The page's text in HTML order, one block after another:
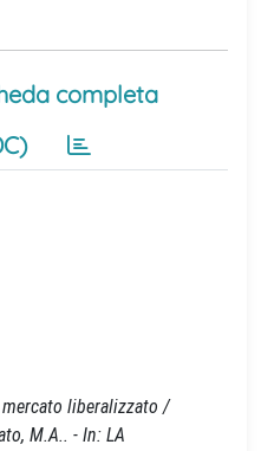
completa
liberalizzato /
M.A.. - In: LA